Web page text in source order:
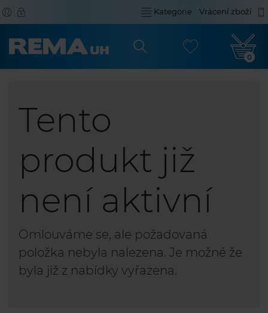
Kategorie Vrácení zboží
0
Tento
produkt již
není aktivní
Omlouváme se, ale požadovaná
položka nebyla nalezena. Je možné že
byla již z nabídky vyřazena.